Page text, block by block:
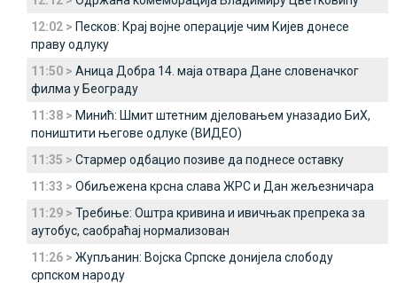
12:02 > Песков: Крај војне операције чим Кијев донесе
праву одлуку
11:50 > Аница Добра 14. маја отвара Дане словеначког
филма у Београду
11:38 > Минић: Шмит штетним дјеловањем уназадио БиХ,
поништити његове одлуке (ВИДЕО)
11:35 > Стармер одбацио позиве да поднесе оставку
11:33 > Обиљежена крсна слава ЖРС и Дан жељезничара
11:29 > Требиње: Оштра кривина и ивичњак препрека за
аутобус, саобраћај нормализован
11:26 > Жупљанин: Војска Српске донијела слободу
српском народу